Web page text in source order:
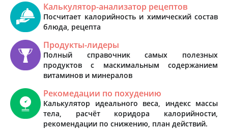
Калькулятор-анализатор рецептов
Посчитает калорийность и химический состав
блюда, рецепта
Продукты-лидеры
Полный справочник самых полезных
продуктов с маскимальным содержанием
витаминов и минералов
Рекомедации по похудению
Калькулятор идеального веса, индекс массы
тела, расчёт коридора калорийности,
рекомендации по снижению, план действий.